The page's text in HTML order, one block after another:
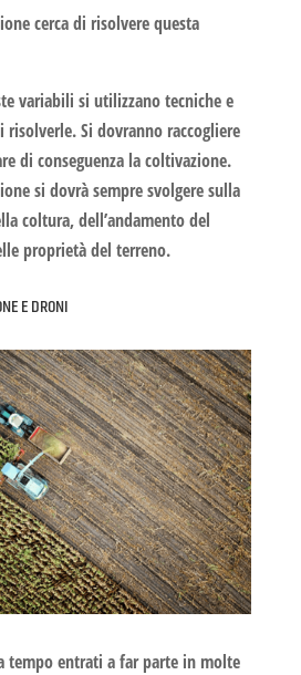
cerca di risolvere questa
variabili si utilizzano tecniche e
Si dovranno raccogliere
di conseguenza la coltivazione.
si dovrà sempre svolgere sulla
coltura, dell’andamento del
proprietà del terreno.
E DRONI
tempo entrati a far parte in molte